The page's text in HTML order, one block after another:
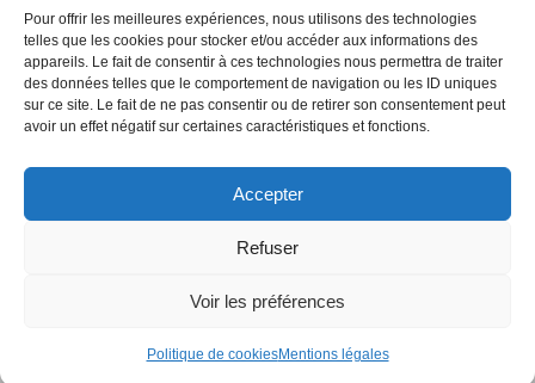
Pour offrir les meilleures expériences, nous utilisons des technologies
telles que les cookies pour stocker et/ou accéder aux informations des
appareils. Le fait de consentir à ces technologies nous permettra de traiter
des données telles que le comportement de navigation ou les ID uniques
sur ce site. Le fait de ne pas consentir ou de retirer son consentement peut
avoir un effet négatif sur certaines caractéristiques et fonctions.
Accepter
Refuser
Voir les préférences
Politique de cookiesMentions légales
Politique de confidentialité
Sites partenaires
5Façades
Atrium Patrimoine
L'Atelier Bois
© Batijournal 2024